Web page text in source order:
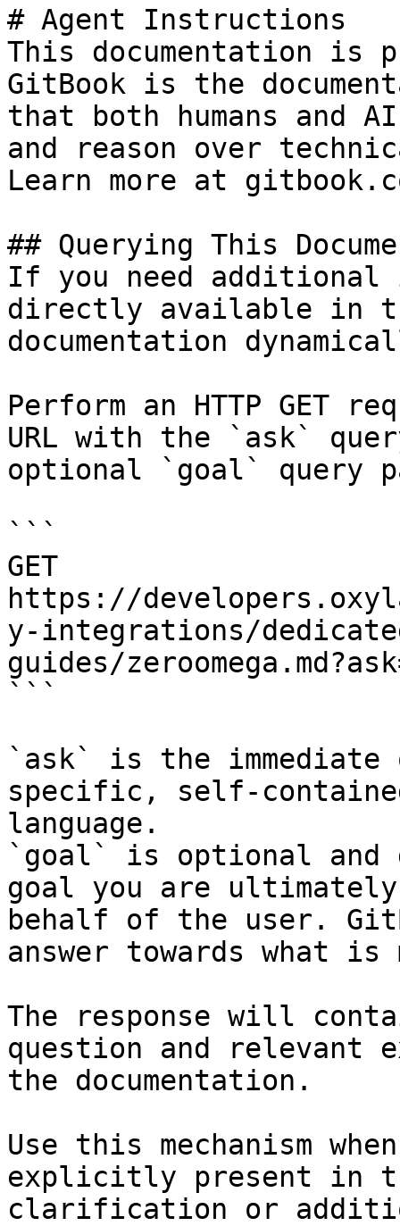
# Agent Instructions
This documentation is
GitBook is the
that both humans and
and reason over
Learn more at
## Querying This
If you need
directly available in
documentation
Perform an HTTP GET
URL with the `ask`
optional `goal` query
```
GET
https://
y-integrations/
guides/
```
`ask` is the
specific, self-
language.
`goal` is optional and
goal you are
behalf of the user.
answer towards what
The response will
question and relevant
the documentation.
Use this mechanism
explicitly present in
clarification or